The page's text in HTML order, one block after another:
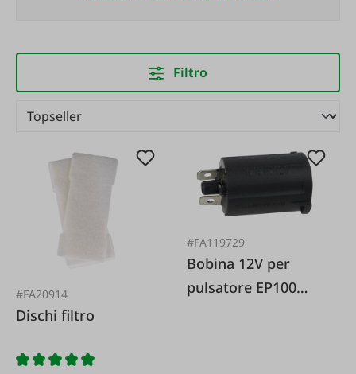
Filtro
#FA20914
Dischi filtro
#FA119729
Bobina 12V per
pulsatore EP100